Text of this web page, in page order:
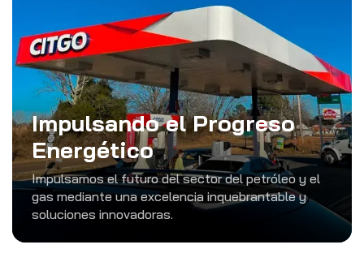
Impulsando el Progreso
Energético
Impulsamos el futuro del sector del petróleo y el
gas mediante una excelencia inquebrantable y
soluciones innovadoras.